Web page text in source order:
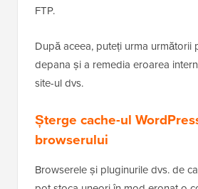
FTP.
După aceea, puteți urma următorii
depana și a remedia eroarea
site-ul dvs.
Șterge cache-ul
browserului
Browserele și pluginurile dvs. de